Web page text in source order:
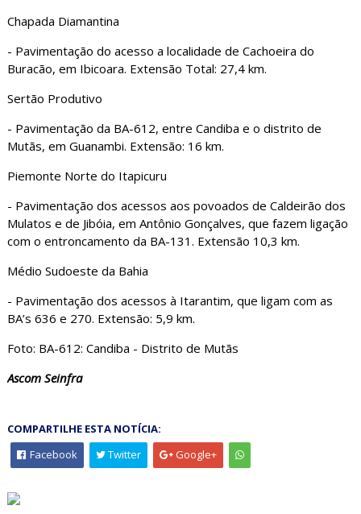
Chapada Diamantina
- Pavimentação do acesso a localidade de Cachoeira do
Buracão, em Ibicoara. Extensão Total: 27,4 km.
Sertão Produtivo
- Pavimentação da BA-612, entre Candiba e o distrito de
Mutãs, em Guanambi. Extensão: 16 km.
Piemonte Norte do Itapicuru
- Pavimentação dos acessos aos povoados de Caldeirão dos
Mulatos e de Jibóia, em Antônio Gonçalves, que fazem ligação
com o entroncamento da BA-131. Extensão 10,3 km.
Médio Sudoeste da Bahia
- Pavimentação dos acessos à Itarantim, que ligam com as
BA’s 636 e 270. Extensão: 5,9 km.
Foto: BA-612: Candiba - Distrito de Mutãs
Ascom Seinfra
COMPARTILHE ESTA NOTÍCIA:
Facebook
Twitter Google+